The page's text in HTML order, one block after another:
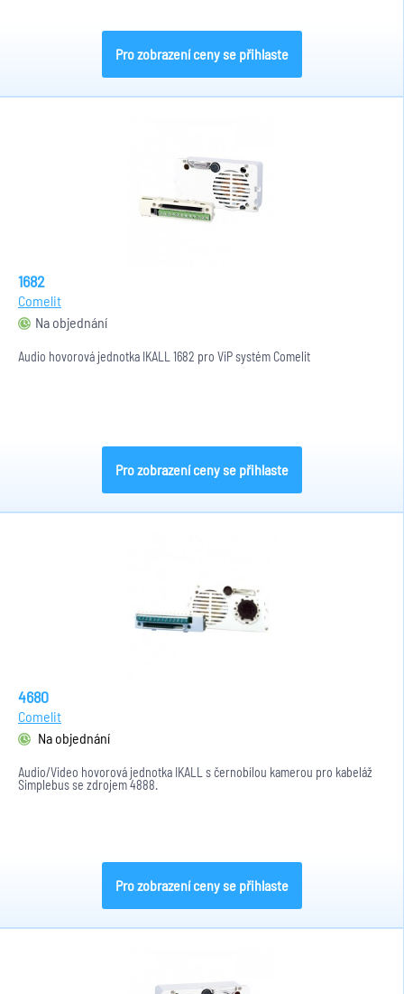
Pro zobrazení ceny se přihlaste
1682
Comelit
Na objednání
Audio hovorová jednotka IKALL 1682 pro ViP systém Comelit
Pro zobrazení ceny se přihlaste
4680
Comelit
Na objednání
Audio/Video hovorová jednotka IKALL s černobílou kamerou pro kabeláž
Simplebus se zdrojem 4888.
Pro zobrazení ceny se přihlaste